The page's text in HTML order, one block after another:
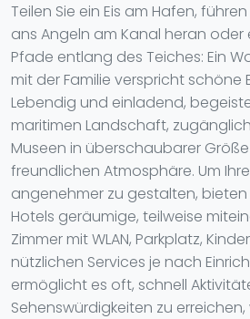
Teilen Sie ein Eis am Hafen,
ans Angeln am Kanal heran oder
Pfade entlang des Teiches: Ein
mit der Familie verspricht schöne
Lebendig und einladend,
maritimen Landschaft,
Museen in überschaubarer
freundlichen Atmosphäre. Um
angenehmer zu gestalten,
Hotels geräumige, teilweise
Zimmer mit WLAN, Parkplatz,
nützlichen Services je nach
ermöglicht es oft, schnell
Sehenswürdigkeiten zu